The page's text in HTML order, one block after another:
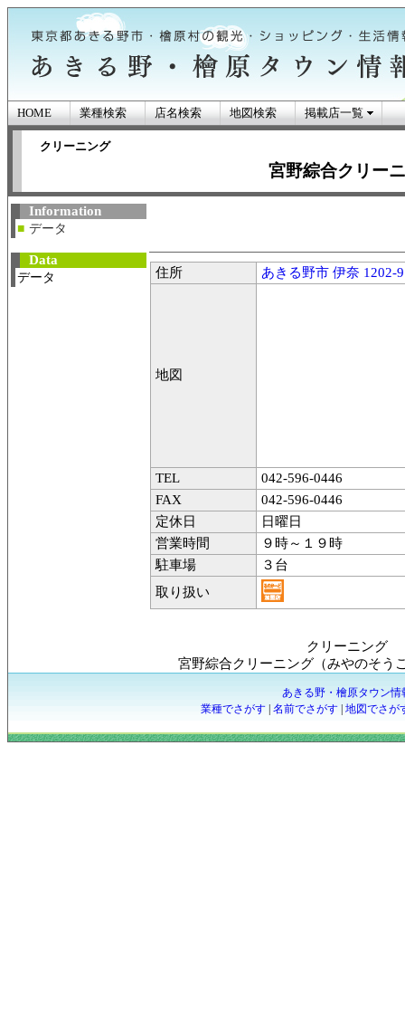
あきる野市・檜
HOME 業種検索 店名検索 地図検索 掲載店一覧
クリーニング
宮野綜合クリー
Information
■ データ
Data
データ 住所 あきる野市 伊奈 1202-9
地図
TEL
042-596-0446
FAX
042-596-0446
定休日
日曜日
営業時間
９時～１９時
駐車場
３台
取り扱い
クリーニング
宮野綜合クリーニング（みやのそう
あきる野・檜原タウン情
業種でさがす 名前でさがす 地図でさが